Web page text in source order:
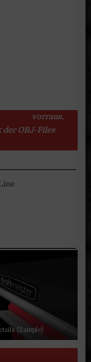
vorraus.
OBJ-Files
(Sample)